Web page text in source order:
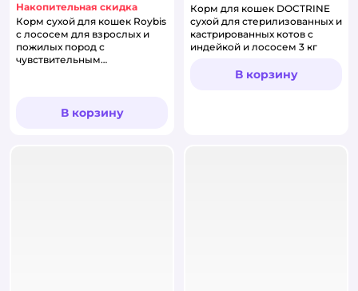
Накопительная скидка
Корм сухой для кошек Roybis
с лососем для взрослых и
пожилых пород с
чувствительным
В корзину
Корм для кошек DOCTRINE
сухой для стерилизованных и
кастрированных котов с
индейкой и лососем 3 кг
В корзину